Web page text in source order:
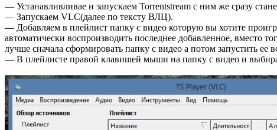
— Устанавливливае и запускаем Torrentstream с ним же сразу
— Запускаем VLC(далее по тексту ВЛЦ).
— Добавляем в плейлист папку с видео которую вы хотите
автоматически воспроизводить последнее добавленное, вместо
лучше сначала сформировать папку с видео а потом запустить ее
— В плейлисте правой клавишей мыши на папку с видео и